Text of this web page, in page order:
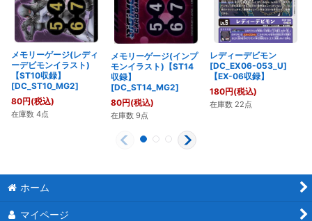
メモリーゲージ(レディ
ーデビモンイラスト)
【ST10収録】
[DC_ST10_MG2]
80円(税込)
在庫数 4点
メモリーゲージ(インプ
モンイラスト)【ST14
収録】
[DC_ST14_MG2]
80円(税込)
在庫数 9点
レディーデビモン
[DC_EX06-053_U]
【EX-06収録】
180円(税込)
在庫数 22点
ホーム
マイページ